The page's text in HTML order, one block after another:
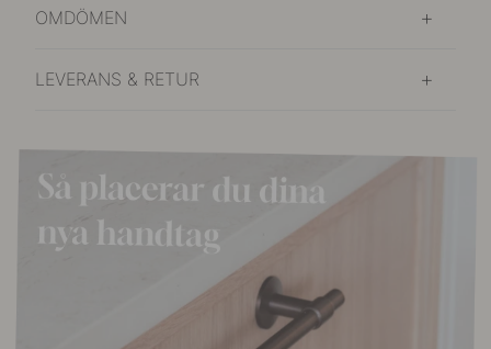
OMDÖMEN
LEVERANS & RETUR